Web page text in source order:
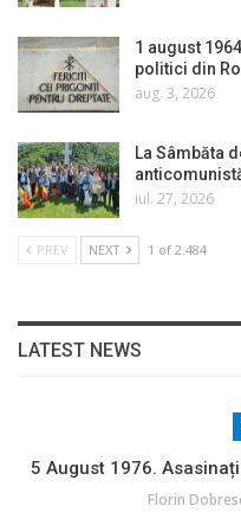
1 august
politici din
aug. 3, 2026
La Sâmbăta
iul. 27, 2026
PREV NEXT 1 of 2.484
LATEST NEWS
5 August 1976.
Florin